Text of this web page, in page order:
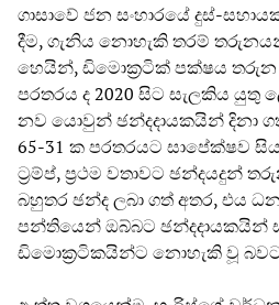
ගාසාවේ ජන සංහාරයේ දුස්-
දීම, ගැනිය නොහැකි තරම්
හෙයින්, ඩිමොක්‍රටික් පක්ෂය තරුන
පරතරය ද 2020 සිට සැලකිය යුතු
නව යොවුන් ඡන්දදායකයින් දිනා
65-31 ක පරතරයට සාපේක්ෂව
ට්‍රම්ප්, ප්‍රථම වතාවට ඡන්දයදුන්
බහුතර ඡන්ද ලබා ගත් අතර, එය
පන්තියෙන් ඔබ්බට ඡන්දදායකයින්
ඩිමොක්‍රටිකයින්ට නොහැකි වූ